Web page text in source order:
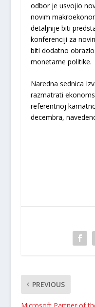
odbor je usvojio
novim
detaljnije biti
konferenciji za
biti dodatno
monetarne politike.
Naredna sednica
razmatrati
referentnoj
decembra,
PREVIOUS